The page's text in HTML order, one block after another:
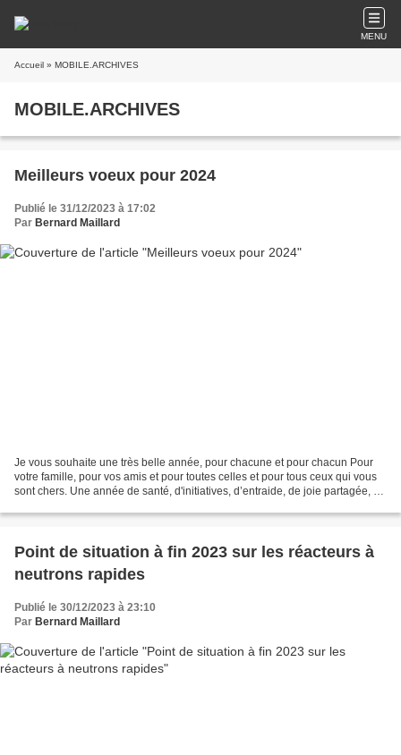
MENU
Accueil » MOBILE.ARCHIVES
MOBILE.ARCHIVES
Meilleurs voeux pour 2024
Publié le 31/12/2023 à 17:02
Par Bernard Maillard
Je vous souhaite une très belle année, pour chacune et pour chacun Pour
votre famille, pour vos amis et pour toutes celles et pour tous ceux qui vous
sont chers. Une année de santé, d'initiatives, d’entraide, de joie partagée, de
Point de situation à fin 2023 sur les réacteurs à
neutrons rapides
Publié le 30/12/2023 à 23:10
Par Bernard Maillard